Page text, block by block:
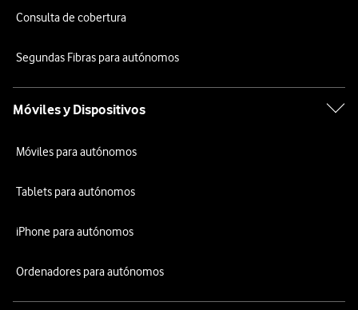
Consulta de cobertura
Segundas Fibras para autónomos
Móviles y Dispositivos
Móviles para autónomos
Tablets para autónomos
iPhone para autónomos
Ordenadores para autónomos